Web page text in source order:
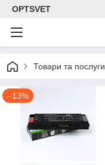
OPTSVET
Товари та послуги
–13%